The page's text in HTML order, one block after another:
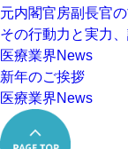
元内閣官房副長官
その行動力と実力
医療業界News
新年のご挨拶
医療業界News